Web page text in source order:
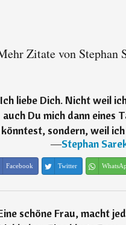
Zitate von Stephan
Ich liebe Dich. Nicht weil
auch Du mich dann eines
könntest, sondern, weil ich
―Stephan
Facebook Twitter
schöne Frau, macht